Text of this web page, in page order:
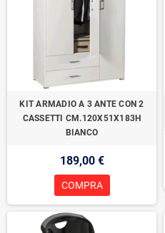
KIT ARMADIO A 3 ANTE CON 2
CASSETTI CM.120X51X183H
BIANCO
189,00 €
COMPRA